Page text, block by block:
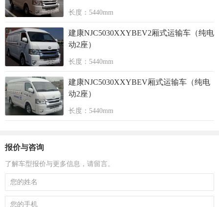
长度：5440mm
建康NJC5030XXYBEV2厢式运输车（纯电
动2座）
长度：5440mm
建康NJC5030XXYBEV厢式运输车（纯电
动2座）
长度：5440mm
报价与咨询
了解车型报价与更多信息，请留言。